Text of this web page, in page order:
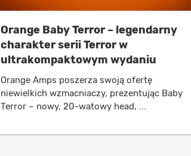
Orange Baby Terror – legendarny
charakter serii Terror w
ultrakompaktowym wydaniu
Orange Amps poszerza swoją ofertę
niewielkich wzmacniaczy, prezentując Baby
Terror – nowy, 20-watowy head, ...